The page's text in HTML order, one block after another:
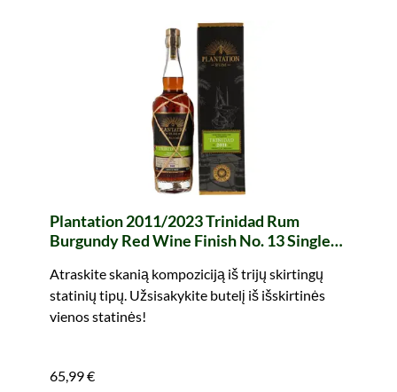
Plantation 2011/2023 Trinidad Rum
Burgundy Red Wine Finish No. 13 Single
Atraskite skanią kompoziciją iš trijų skirtingų
statinių tipų. Užsisakykite butelį iš išskirtinės
vienos statinės!
65,99 €